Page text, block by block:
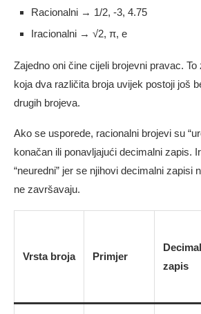
Racionalni → 1/2, -3, 4.75
Iracionalni → √2, π, e
Zajedno oni čine cijeli brojevni pravac.
koja dva različita broja uvijek postoji još
drugih brojeva.
Ako se usporede, racionalni brojevi su
konačan ili ponavljajući decimalni zapis.
“neuredni” jer se njihovi decimalni zapisi
ne završavaju.
Vrsta broja Primjer
zapis